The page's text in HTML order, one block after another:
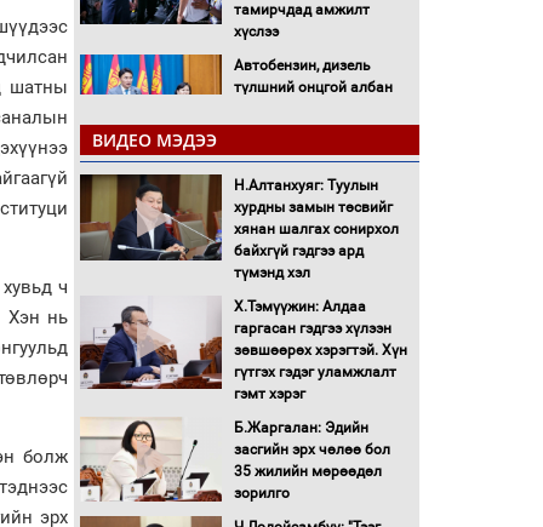
шатны
ч
Хэн нь
болж
эрх
тамирчдад амжилт
хүслээ
Автобензин, дизель
түлшний онцгой албан
Санхүүгийн хэмнэлтийн
горимд эрүүл мэндийн
салбар хамаарахгүй
Нөөцийн махны
нээлттэй ил тод болгоно
Монгол Улс “COP17”-д
“Тал хээрийн
танилцуулна
16 төрлийн эмийг нэг эх
үүсвэрээс худалдан авах
ВИДЕО МЭДЭЭ
Н.Алтанхуяг: Туулын
хурдны замын төсвийг
хянан шалгах сонирхол
байхгүй гэдгээ ард
түмэнд хэл
Х.Тэмүүжин: Алдаа
гаргасан гэдгээ хүлээн
зөвшөөрөх хэрэгтэй. Хүн
гүтгэх гэдэг уламжлалт
гэмт хэрэг
Б.Жаргалан: Эдийн
засгийн эрх чөлөө бол
35 жилийн мөрөөдөл
зорилго